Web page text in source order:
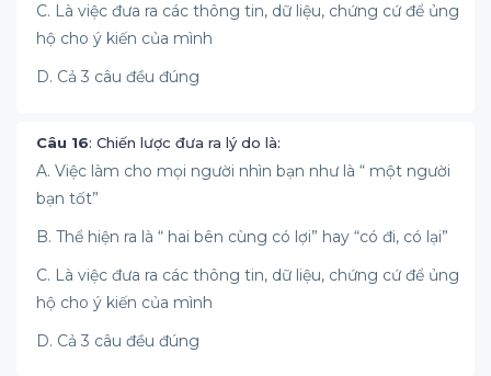
C. Là việc đưa ra các thông tin, dữ liệu, chứng cứ để ủng
hộ cho ý kiến của mình
D. Cả 3 câu đều đúng
Câu 16: Chiến lược đưa ra lý do là:
A. Việc làm cho mọi người nhìn bạn như là “ một người
bạn tốt”
B. Thể hiện ra là “ hai bên cùng có lợi” hay “có đi, có lại”
C. Là việc đưa ra các thông tin, dữ liệu, chứng cứ để ủng
hộ cho ý kiến của mình
D. Cả 3 câu đều đúng